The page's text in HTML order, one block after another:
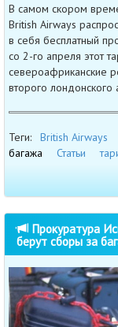
В самом скором
British Airways
в себя бесплатный
со 2-го апреля этот
североафриканские
второго лондонского
Теги: British Airways
багажа
Статьи
Прокуратура
берут сборы за